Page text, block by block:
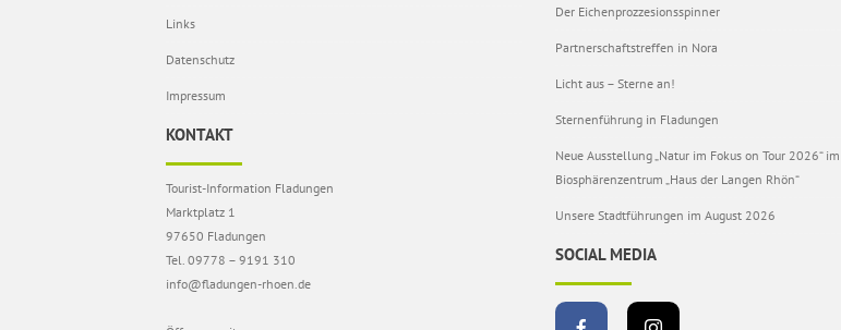
Links
Datenschutz
Impressum
KONTAKT
Tourist-Information Fladungen
Marktplatz 1
97650 Fladungen
Tel. 09778 – 9191 310
info@fladungen-rhoen.de
Der Eichenprozzesionsspinner
Partnerschaftstreffen in Nora
Licht aus – Sterne an!
Sternenführung in Fladungen
Neue Ausstellung „Natur im Fokus on Tour 2026“ im
Biosphärenzentrum „Haus der Langen Rhön“
Unsere Stadtführungen im August 2026
SOCIAL MEDIA